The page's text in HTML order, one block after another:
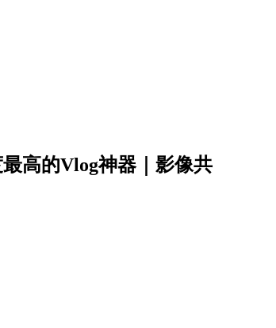
高的Vlog神器｜影像共